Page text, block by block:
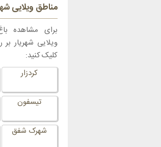
مناطق ویلایی
برای مشاهده
ویلایی شهریار
کلیک کنید:
کردزار
تیسفون
شهرک شفق